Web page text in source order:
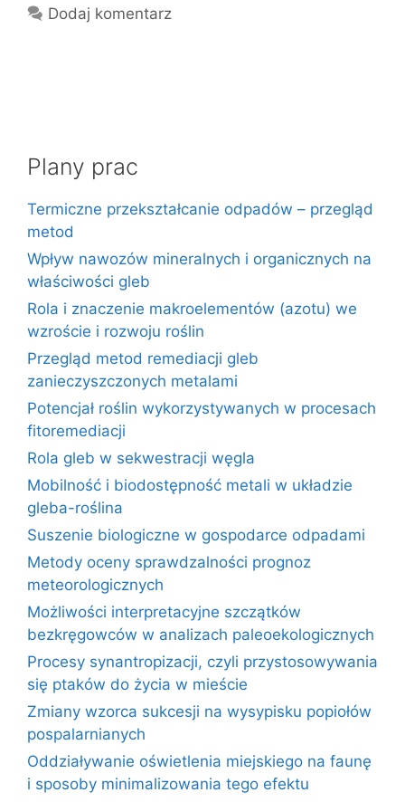
Dodaj komentarz
Plany prac
Termiczne przekształcanie odpadów – przegląd
metod
Wpływ nawozów mineralnych i organicznych na
właściwości gleb
Rola i znaczenie makroelementów (azotu) we
wzroście i rozwoju roślin
Przegląd metod remediacji gleb
zanieczyszczonych metalami
Potencjał roślin wykorzystywanych w procesach
fitoremediacji
Rola gleb w sekwestracji węgla
Mobilność i biodostępność metali w układzie
gleba-roślina
Suszenie biologiczne w gospodarce odpadami
Metody oceny sprawdzalności prognoz
meteorologicznych
Możliwości interpretacyjne szczątków
bezkręgowców w analizach paleoekologicznych
Procesy synantropizacji, czyli przystosowywania
się ptaków do życia w mieście
Zmiany wzorca sukcesji na wysypisku popiołów
pospalarnianych
Oddziaływanie oświetlenia miejskiego na faunę
i sposoby minimalizowania tego efektu